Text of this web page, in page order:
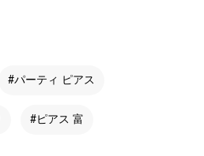
#パーティ ピアス
#ピアス 富